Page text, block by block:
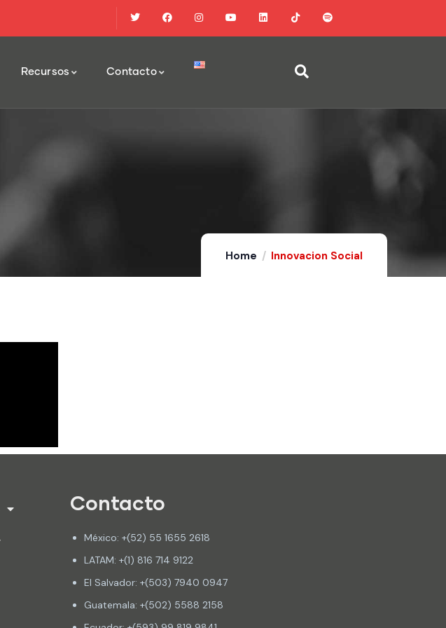
Recursos Contacto
Home Innovacion Social
Contacto
México: +(52) 55 1655 2618
LATAM: +(1) 816 714 9122
El Salvador: +(503) 7940 0947
Guatemala: +(502) 5588 2158